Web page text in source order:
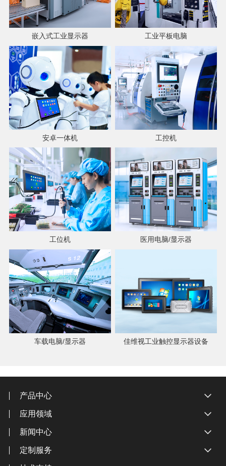
嵌入式工业显示器 工业平板电脑
安卓一体机 工控机
工位机 医用电脑/显示器
车载电脑/显示器 佳维视工业触控显示器设备
产品中心
应用领域
新闻中心
定制服务